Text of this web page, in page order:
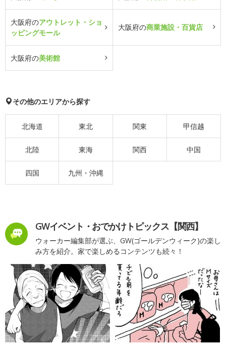
大阪府のアウトレット・ショ
ッピングモール
大阪府の商業施設・百貨店
大阪府の美術館
その他のエリアから探す
北海道 東北 関東 甲信越
北陸 東海 関西 中国
四国 九州・沖縄
GWイベント・おでかけトピックス【関西】
ウォーカー編集部が選ぶ、GW(ゴールデンウィーク)の楽し
み方を紹介。家で楽しめるコンテンツも続々！